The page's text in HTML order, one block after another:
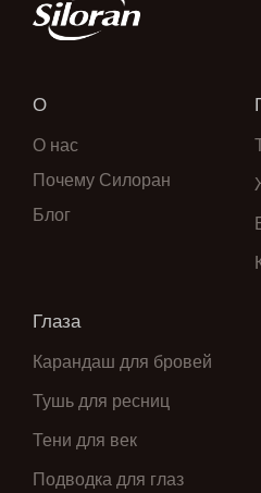
О
О нас
Почему Силоран
Блог
Глаза
Карандаш для бровей
Тушь для ресниц
Тени для век
Подводка для глаз